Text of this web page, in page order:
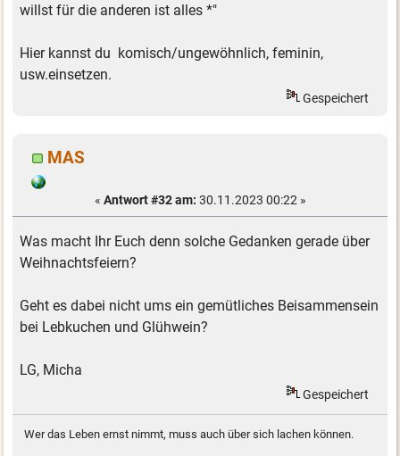
willst für die anderen ist alles *"
Hier kannst du komisch/ungewöhnlich, feminin,
usw.einsetzen.
Gespeichert
MAS
« Antwort #32 am: 30.11.2023 00:22 »
Was macht Ihr Euch denn solche Gedanken gerade über
Weihnachtsfeiern?
Geht es dabei nicht ums ein gemütliches Beisammensein
bei Lebkuchen und Glühwein?
LG, Micha
Gespeichert
Wer das Leben ernst nimmt, muss auch über sich lachen können.